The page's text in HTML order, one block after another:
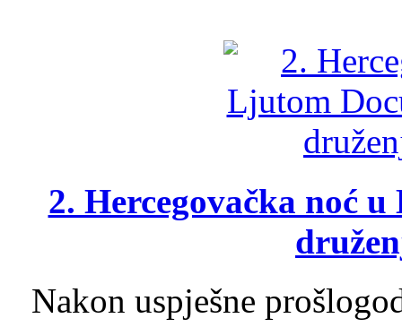
2. Hercegovačka noć
Nakon uspješne